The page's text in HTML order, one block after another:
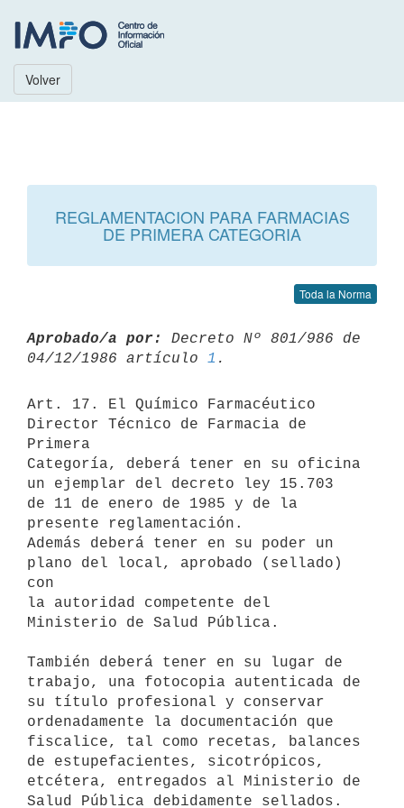
Volver
REGLAMENTACION PARA FARMACIAS
DE PRIMERA CATEGORIA
Toda la Norma
Aprobado/a por:
Decreto Nº 801/986 de
04/12/1986 artículo 1
Art. 17. El Químico Farmacéutico
Director Técnico de Farmacia de
Primera
Categoría, deberá tener en su oficina
un ejemplar del decreto ley 15.703
de 11 de enero de 1985 y de la
presente reglamentación.
Además deberá tener en su poder un
plano del local, aprobado (sellado)
con
la autoridad competente del
Ministerio de Salud Pública.
También deberá tener en su lugar de
trabajo, una fotocopia autenticada de
su título profesional y conservar
ordenadamente la documentación que
fiscalice, tal como recetas, balances
de estupefacientes, sicotrópicos,
etcétera, entregados al Ministerio de
Salud Pública debidamente sellados.